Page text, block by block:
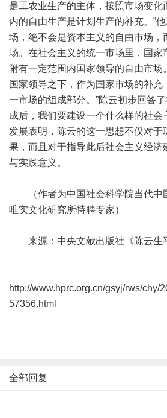
是工农业生产的主体，按照市场变化
内的自由生产是计划生产的补充。”
场，绝不会是资本主义的自由市场，
场。在社会主义的统一市场里，国家
附有一定范围内国家领导的自由市场
国家领导之下，作为国家市场的补
一市场的组成部分。”陈云初步回答
成后，我们要建设一个什么样的社会
发展表明，陈云的这一思想不仅对于
果，而且对于指导此后社会主义经济
与实践意义。
（作者为中国社会科学院当代中
唯实文化研究所特聘专家）
来源：中央文献出版社《陈云生
http://www.hprc.org.cn/gsyj/rws/chy/
57356.html
全部回复